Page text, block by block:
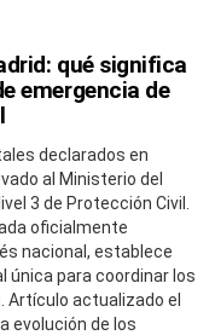
qué significa
emergencia de
declarados en
al Ministerio del
3 de Protección Civil.
oficialmente
nacional, establece
única para coordinar los
actualizado el
evolución de los